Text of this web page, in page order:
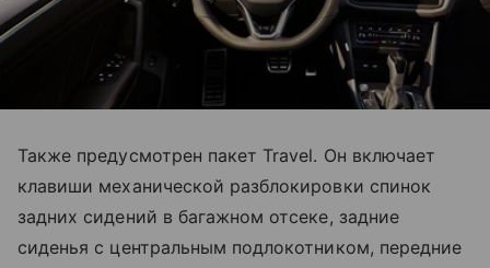
Также предусмотрен пакет Travel. Он включает
клавиши механической разблокировки спинок
задних сидений в багажном отсеке, задние
сиденья c центральным подлокотником, передние